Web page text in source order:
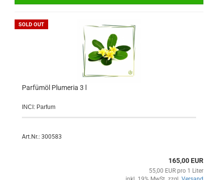
SOLD OUT
Parfümöl Plumeria 3 l
INCI: Parfum
Art.Nr.: 300583
165,00 EUR
55,00 EUR pro 1 Liter